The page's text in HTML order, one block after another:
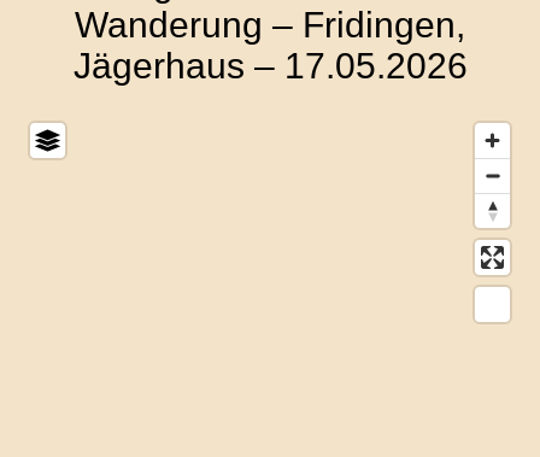
Wanderung – Fridingen,
Jägerhaus – 17.05.2026